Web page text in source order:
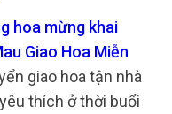
hoa mừng khai
Giao Hoa Miễn
giao hoa tận nhà
thích ở thời buổi